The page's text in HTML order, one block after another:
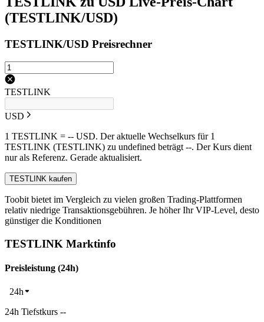
(TESTLINK/USD)
TESTLINK/USD Preisrechner
TESTLINK
USD
1 TESTLINK = -- USD. Der aktuelle Wechselkurs für 1
TESTLINK (TESTLINK) zu undefined beträgt --. Der Kurs dient
nur als Referenz. Gerade aktualisiert.
TESTLINK kaufen
Toobit bietet im Vergleich zu vielen großen Trading-Plattformen
relativ niedrige Transaktionsgebühren. Je höher Ihr VIP-Level, desto
günstiger die Konditionen
TESTLINK Marktinfo
Preisleistung (24h)
24h
24h Tiefstkurs --